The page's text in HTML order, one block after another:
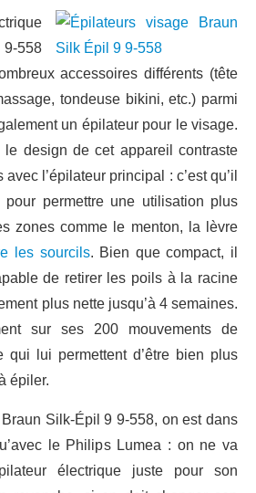
558
accessoires différents (tête
tondeuse bikini, etc.) parmi
un épilateur pour le visage.
design de cet appareil contraste
l’épilateur principal : c’est qu’il
permettre une utilisation plus
zones comme le menton, la lèvre
les sourcils. Bien que compact, il
de retirer les poils à la racine
plus nette jusqu’à 4 semaines.
sur ses 200 mouvements de
qui lui permettent d’être bien plus
épiler.
Silk-Épil 9 9-558, on est dans
le Philips Lumea : on ne va
électrique juste pour son